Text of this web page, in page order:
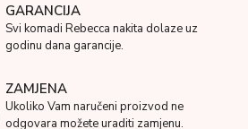
GARANCIJA
Svi komadi Rebecca nakita dolaze uz
godinu dana garancije.
ZAMJENA
Ukoliko Vam naručeni proizvod ne
odgovara možete uraditi zamjenu.